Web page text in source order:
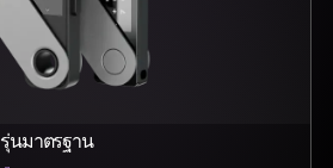
รุ่นมาตรฐาน